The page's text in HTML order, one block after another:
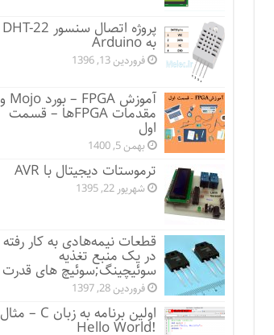
پروژه اتصال سنسور DHT-22
به Arduino
فروردین 13, 1396
آموزش FPGA – بورد Mojo و
مقدمات FPGA‌ها – قسمت
اول
بهمن 5, 1400
ترموستات دیجیتال با AVR
شهریور 22, 1395
قطعات نیمه‌هادی به کار رفته
در یک منبع تغذیه
سوئیچینگ;سوئیچ های قدرت
فروردین 28, 1397
اولین برنامه به زبان C – مثال
!Hello World